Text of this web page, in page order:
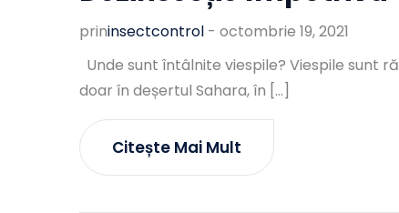
prinInsectcontrol - octombrie 19, 2021
Unde sunt întâlnite viespile? Viespile sunt
doar în deșertul Sahara, în […]
Citește Mai Mult